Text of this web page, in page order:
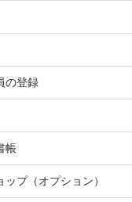
の登録
帳
プ（オプション）